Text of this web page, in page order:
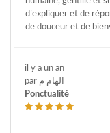
d’expliquer et de
de douceur et de
il y a un an
par الهام م
Ponctualité